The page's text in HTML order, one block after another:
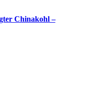
Chinakohl –